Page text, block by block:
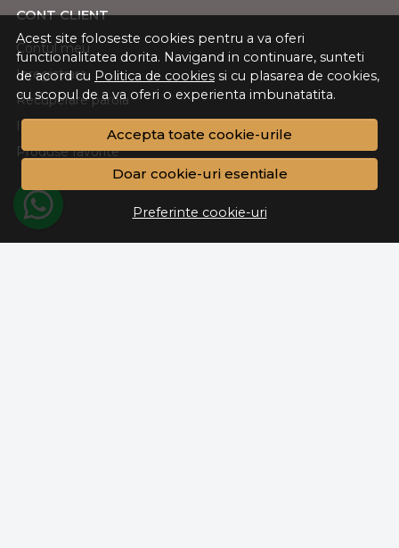
Acest site foloseste cookies pentru a va oferi
functionalitatea dorita. Navigand in continuare, sunteti
de acord cu Politica de cookies si cu plasarea de cookies,
cu scopul de a va oferi o experienta imbunatatita.
Accepta toate cookie-urile
Doar cookie-uri esentiale
Preferinte cookie-uri
CONT CLIENT
Contul meu
Inregistrare
Recuperare parola
Istoric comenzi
Produse favorite